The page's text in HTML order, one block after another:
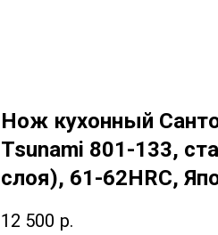
Нож кухонный
Tsunami 801-133,
слоя), 61-62HRC,
12 500 р.